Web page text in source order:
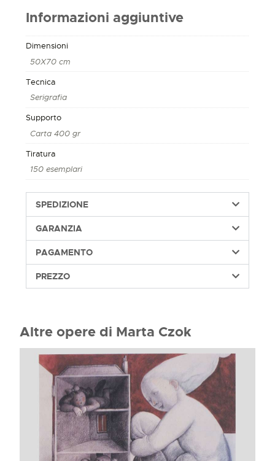
Informazioni aggiuntive
Dimensioni
50X70 cm
Tecnica
Serigrafia
Supporto
Carta 400 gr
Tiratura
150 esemplari
SPEDIZIONE
GARANZIA
PAGAMENTO
PREZZO
Altre opere di Marta Czok